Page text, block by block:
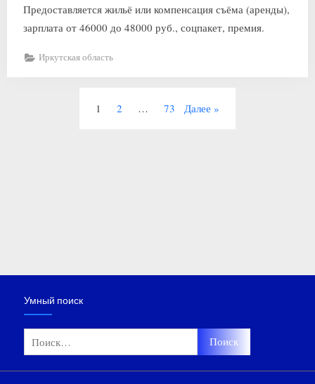
Предоставляется жильё или компенсация съёма (аренды),
зарплата от 46000 до 48000 руб., соцпакет, премия.
Иркутская область
1 2 … 73 Далее
Умный поиск